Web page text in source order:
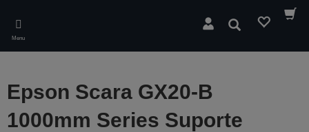
main
content
Menu
Pesquisar
Epson Scara GX20-B
1000mm Series Suporte